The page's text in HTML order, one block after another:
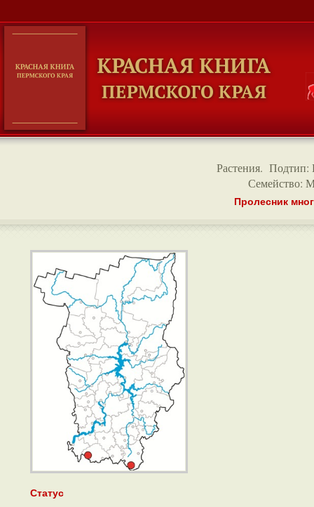
Растения. Подтип:
Семейство:
Пролесник
Статус